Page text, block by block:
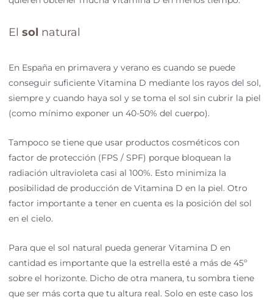
Elsol natural
En España en primavera y verano es cuando se puede
conseguir suficiente Vitamina D mediante los rayos del sol,
siempre y cuando haya sol y se toma el sol sin cubrir la piel
(como mínimo exponer un 40-50% del cuerpo).
Tampoco se tiene que usar productos cosméticos con
factor de protección (FPS / SPF) porque bloquean la
radiación ultravioleta casi al 100%. Esto minimiza la
posibilidad de producción de Vitamina D en la piel. Otro
factor importante a tener en cuenta es la posición del sol
en el cielo.
Para que el sol natural pueda generar Vitamina D en
cantidad es importante que la estrella esté a más de 45º
sobre el horizonte. Dicho de otra manera, tu sombra tiene
que ser más corta que tu altura real. Solo en este caso los